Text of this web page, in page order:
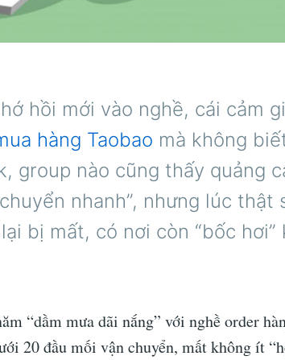
hồi mới vào nghề, cái cảm
hàng Taobao mà không
group nào cũng thấy quảng
chuyển nhanh”, nhưng lúc
bị mất, có nơi còn “bốc
“dầm mưa dãi nắng” với nghề order
20 đầu mối vận chuyển, mất không ít